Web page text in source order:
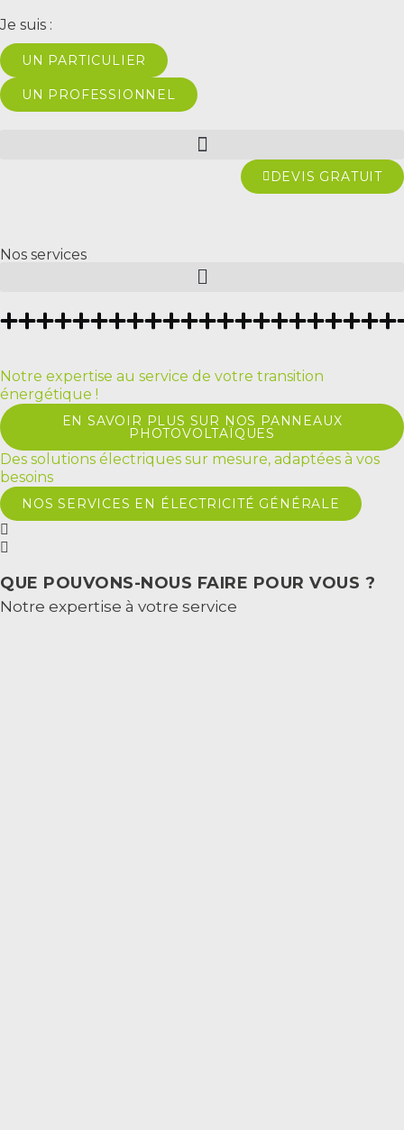
Je suis :
UN PARTICULIER
UN PROFESSIONNEL
DEVIS GRATUIT
Nos services
Notre expertise au service de votre transition
énergétique !
EN SAVOIR PLUS SUR NOS PANNEAUX
PHOTOVOLTAÏQUES
Des solutions électriques sur mesure, adaptées à vos
besoins
NOS SERVICES EN ÉLECTRICITÉ GÉNÉRALE
QUE POUVONS-NOUS FAIRE POUR VOUS ?
Notre expertise à votre service